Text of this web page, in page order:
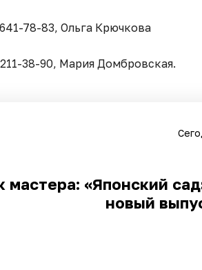
78-83, Ольга Крючкова
38-90, Мария Домбровская.
мастера: «Японский
новый